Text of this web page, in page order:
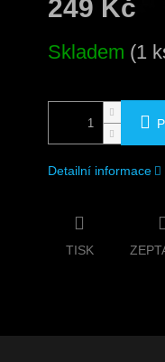
249 Kč
cena:
Skladem (1
Detailní informace
TISK